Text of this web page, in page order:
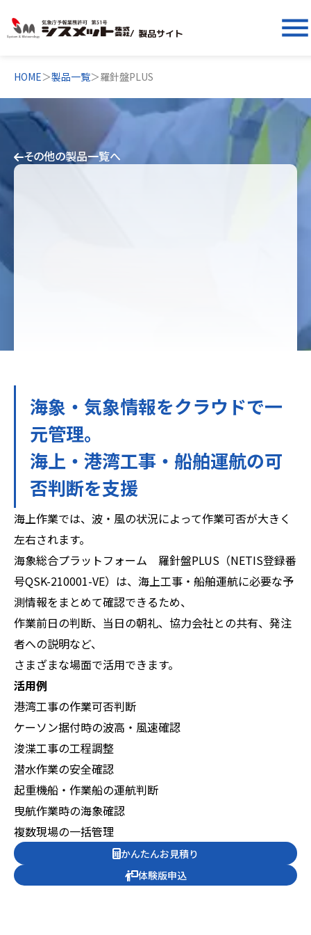
/ 製品サイト
HOME＞製品一覧＞羅針盤PLUS
その他の製品一覧へ
海象・気象情報をクラウドで一
元管理。
海上・港湾工事・船舶運航の可
否判断を支援
海上作業では、波・風の状況によって作業可否が大きく
左右されます。
海象総合プラットフォーム 羅針盤PLUS（NETIS登録番
号QSK-210001-VE）は、海上工事・船舶運航に必要な予
測情報をまとめて確認できるため、
作業前日の判断、当日の朝礼、協力会社との共有、発注
者への説明など、
さまざまな場面で活用できます。
活用例
港湾工事の作業可否判断
ケーソン据付時の波高・風速確認
浚渫工事の工程調整
潜水作業の安全確認
起重機船・作業船の運航判断
曳航作業時の海象確認
複数現場の一括管理
かんたんお見積り
体験版申込